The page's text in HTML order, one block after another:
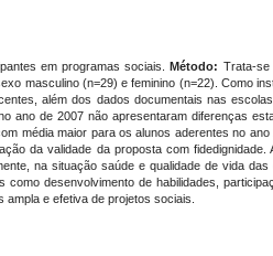
em programas sociais.Método: Trata-se
masculino (n=29) e feminino (n=22). Como
além dos dados documentais nas
de 2007 não apresentaram diferenças
média maior para os alunos aderentes no ano
da validade da proposta com fidedignidade.
na situação saúde e qualidade de vida das
desenvolvimento de habilidades,
e efetiva de projetos sociais.